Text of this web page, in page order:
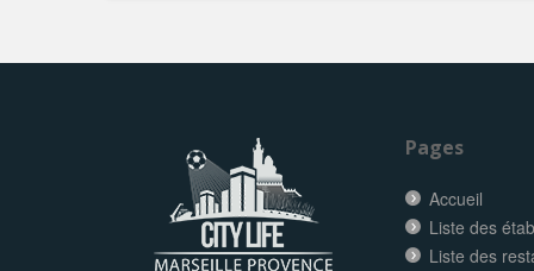
Pages
Accueil
Liste des
Liste des